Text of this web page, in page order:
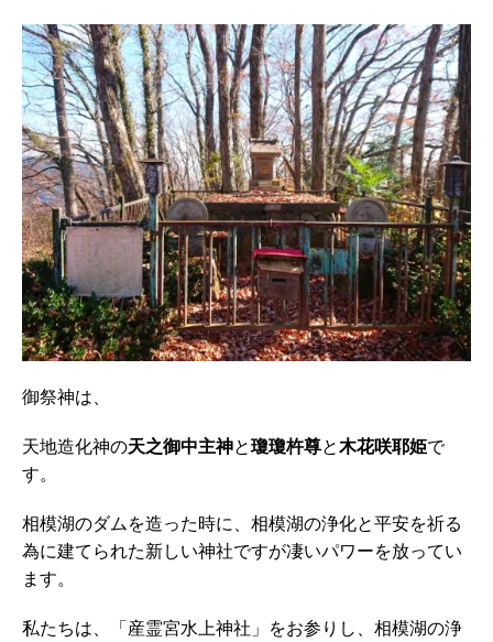
御祭神は、
天地造化神の天之御中主神と瓊瓊杵尊と木花咲耶姫で
す。
相模湖のダムを造った時に、相模湖の浄化と平安を祈る
為に建てられた新しい神社ですが凄いパワーを放ってい
ます。
私たちは、「産霊宮水上神社」をお参りし、相模湖の浄